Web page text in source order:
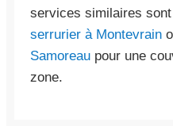
services similaires
serrurier à Montevrain
Samoreau pour une
zone.